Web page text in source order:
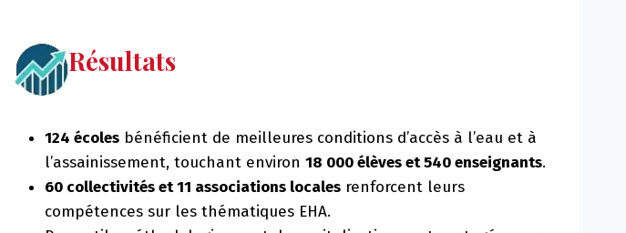
Résultats
124 écoles bénéficient de meilleures conditions d’accès à l’eau et à
l’assainissement, touchant environ 18 000 élèves et 540 enseignants.
60 collectivités et 11 associations locales renforcent leurs
compétences sur les thématiques EHA.